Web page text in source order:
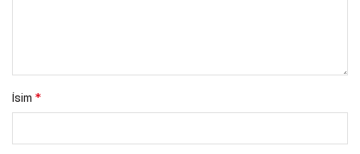
İsim *